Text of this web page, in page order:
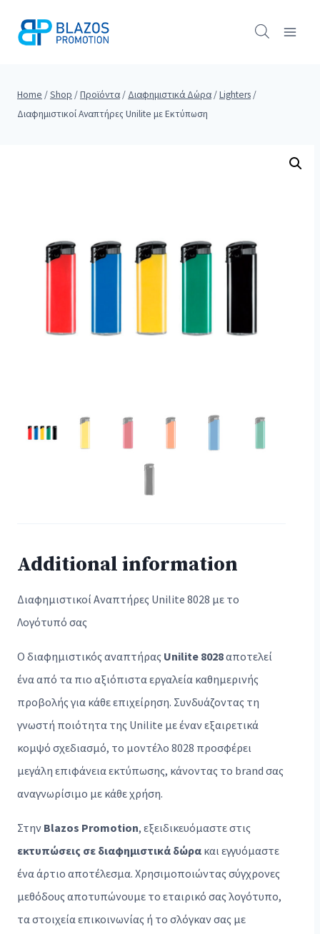
Home /Shop /Προϊόντα / Διαφημιστικά Δώρα /Lighters /
Διαφημιστικοί Αναπτήρες Unilite με Εκτύπωση
Additional information
Διαφημιστικοί Αναπτήρες Unilite 8028 με το
Λογότυπό σας
Ο διαφημιστικός αναπτήρας Unilite 8028αποτελεί
ένα από τα πιο αξιόπιστα εργαλεία καθημερινής
προβολής για κάθε επιχείρηση. Συνδυάζοντας τη
γνωστή ποιότητα της Unilite με έναν εξαιρετικά
κομψό σχεδιασμό, το μοντέλο 8028 προσφέρει
μεγάλη επιφάνεια εκτύπωσης, κάνοντας το brand σας
αναγνωρίσιμο με κάθε χρήση.
Στην Blazos Promotion, εξειδικευόμαστε στις
εκτυπώσεις σε διαφημιστικά δώρα και εγγυόμαστε
ένα άρτιο αποτέλεσμα. Χρησιμοποιώντας σύγχρονες
μεθόδους αποτυπώνουμε το εταιρικό σας λογότυπο,
τα στοιχεία επικοινωνίας ή το σλόγκαν σας με